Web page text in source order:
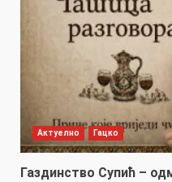
Актуелно Гацко
Газдинство Супић –